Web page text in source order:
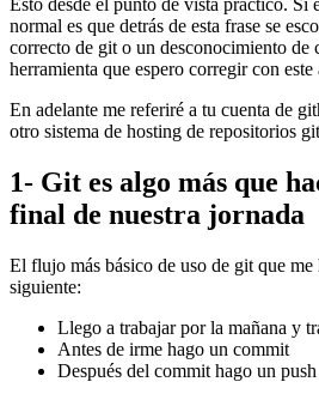
Esto desde el punto de vista práctico. Si
normal es que detrás de esta frase se
correcto de git o un desconocimiento de
herramienta que espero corregir con
En adelante me referiré a tu cuenta de
otro sistema de hosting de repositorios
1- Git es algo más que
final de nuestra jornada
El flujo más básico de uso de git que me
siguiente:
Llego a trabajar por la mañana y
Antes de irme hago un commit
Después del commit hago un push